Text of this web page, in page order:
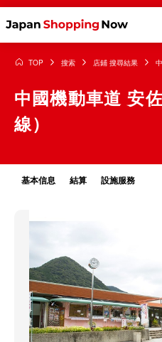
TOP 搜索 店鋪 搜尋結果
中國機動車道 安
線）
基本信息 結算 設施服務